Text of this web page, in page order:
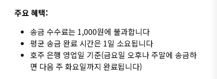
주요 혜택:
송금 수수료는 1,000원에 불과합니다
평균 송금 완료 시간은 1일 소요됩니다
호주 은행 영업일 기준(금요일 오후나 주말에 송금하
면 다음 주 화요일까지 완료됩니다)